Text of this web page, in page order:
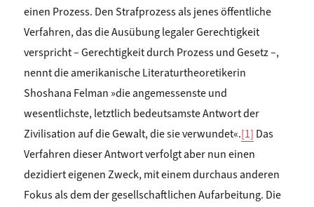
einen Prozess. Den Strafprozess als jenes öffentliche
Verfahren, das die Ausübung legaler Gerechtigkeit
verspricht – Gerechtigkeit durch Prozess und Gesetz –,
nennt die amerikanische Literaturtheoretikerin
Shoshana Felman »die angemessenste und
wesentlichste, letztlich bedeutsamste Antwort der
Zivilisation auf die Gewalt, die sie verwundet«.[1] Das
Verfahren dieser Antwort verfolgt aber nun einen
dezidiert eigenen Zweck, mit einem durchaus anderen
Fokus als dem der gesellschaftlichen Aufarbeitung. Die